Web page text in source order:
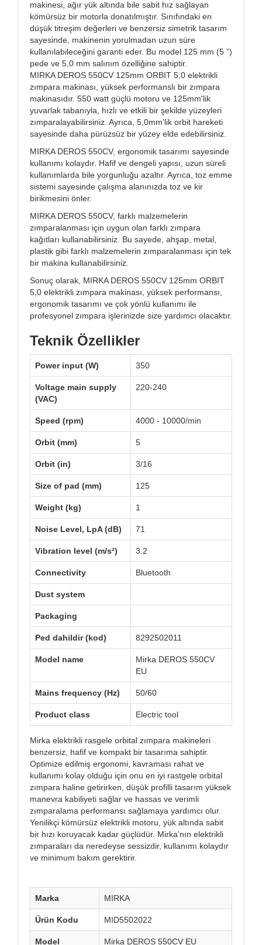
makinesi, ağır yük altında bile sabit hız sağlayan
kömürsüz bir motorla donatılmıştır. Sınıfındaki en
düşük titreşim değerleri ve benzersiz simetrik tasarım
sayesinde, makinenin yorulmadan uzun süre
kullanılabileceğini garanti eder. Bu model 125 mm (5 ”)
pede ve 5,0 mm salınım özelliğine sahiptir.
MIRKA DEROS 550CV 125mm ORBIT 5,0 elektrikli
zımpara makinası, yüksek performanslı bir zımpara
makinasıdır. 550 watt güçlü motoru ve 125mm'lik
yuvarlak tabanıyla, hızlı ve etkili bir şekilde yüzeyleri
zımparalayabilirsiniz. Ayrıca, 5,0mm'lik orbit hareketi
sayesinde daha pürüzsüz bir yüzey elde edebilirsiniz.
MIRKA DEROS 550CV, ergonomik tasarımı sayesinde
kullanımı kolaydır. Hafif ve dengeli yapısı, uzun süreli
kullanımlarda bile yorgunluğu azaltır. Ayrıca, toz emme
sistemi sayesinde çalışma alanınızda toz ve kir
birikmesini önler.
MIRKA DEROS 550CV, farklı malzemelerin
zımparalanması için uygun olan farklı zımpara
kağıtları kullanabilirsiniz. Bu sayede, ahşap, metal,
plastik gibi farklı malzemelerin zımparalanması için tek
bir makina kullanabilirsiniz.
Sonuç olarak, MIRKA DEROS 550CV 125mm ORBIT
5,0 elektrikli zımpara makinası, yüksek performansı,
ergonomik tasarımı ve çok yönlü kullanımı ile
profesyonel zımpara işlerinizde size yardımcı olacaktır.
Teknik Özellikler
Power input (W) 350
Voltage main supply
(VAC)
220-240
Speed (rpm) 4000 - 10000/min
Orbit (mm) 5
Orbit (in) 3/16
Size of pad (mm) 125
Weight (kg) 1
Noise Level, LpA (dB) 71
Vibration level (m/s²) 3.2
Connectivity Bluetooth
Dust system
Packaging
Ped dahildir (kod) 8292502011
Model name
Mirka DEROS 550CV
EU
Mains frequency (Hz) 50/60
Product class Electric tool
Mirka elektrikli rasgele orbital zımpara makineleri
benzersiz, hafif ve kompakt bir tasarıma sahiptir.
Optimize edilmiş ergonomi, kavraması rahat ve
kullanımı kolay olduğu için onu en iyi rastgele orbital
zımpara haline getirirken, düşük profilli tasarım yüksek
manevra kabiliyeti sağlar ve hassas ve verimli
zımparalama performansı sağlamaya yardımcı olur.
Yenilikçi kömürsüz elektrikli motoru, yük altında sabit
bir hızı koruyacak kadar güçlüdür. Mirka'nın elektrikli
zımparaları da neredeyse sessizdir, kullanımı kolaydır
ve minimum bakım gerektirir.
Marka MIRKA
Ürün Kodu MID5502022
Model Mirka DEROS 550CV EU